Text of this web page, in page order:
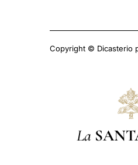
Copyright © Dicasterio
La